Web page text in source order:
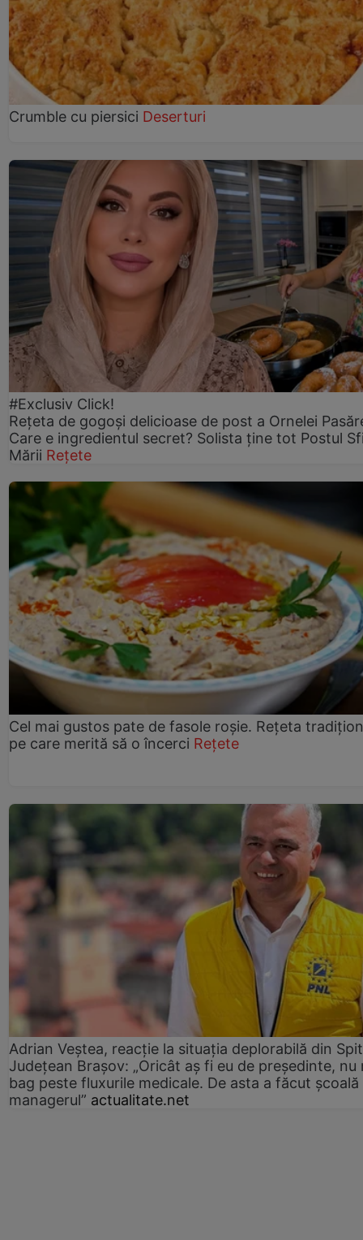
Crumble cu piersici Deserturi
#Exclusiv Click!
Rețeta de gogoşi delicioase de post a Ornelei
Care e ingredientul secret? Solista ține tot Postul
Mării Rețete
Cel mai gustos pate de fasole roșie. Rețeta
pe care merită să o încerci Rețete
Adrian Veștea, reacție la situația deplorabilă din
Județean Brașov: „Oricât aș fi eu de președinte, nu
bag peste fluxurile medicale. De asta a făcut școală
managerul” actualitate.net